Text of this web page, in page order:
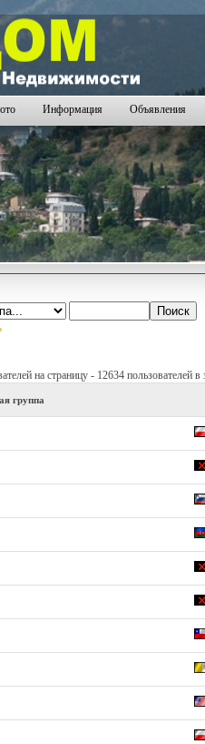
Информация Объявления
на страницу - 12634 пользователей в
группа